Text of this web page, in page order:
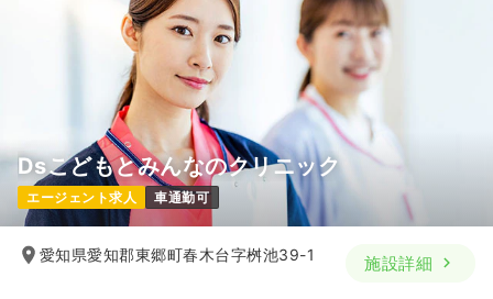
Dsこどもとみんなのクリニック
エージェント求人 車通勤可
愛知県愛知郡東郷町春木台字桝池39-1 施設詳細